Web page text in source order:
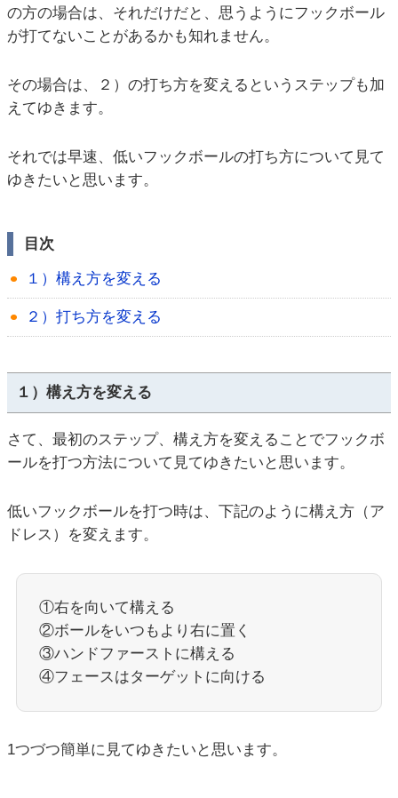
の方の場合は、それだけだと、思うようにフックボール
が打てないことがあるかも知れません。
その場合は、２）の打ち方を変えるというステップも加
えてゆきます。
それでは早速、低いフックボールの打ち方について見て
ゆきたいと思います。
目次
１）構え方を変える
２）打ち方を変える
１）構え方を変える
さて、最初のステップ、構え方を変えることでフックボ
ールを打つ方法について見てゆきたいと思います。
低いフックボールを打つ時は、下記のように構え方（ア
ドレス）を変えます。
①右を向いて構える
②ボールをいつもより右に置く
③ハンドファーストに構える
④フェースはターゲットに向ける
1つづつ簡単に見てゆきたいと思います。